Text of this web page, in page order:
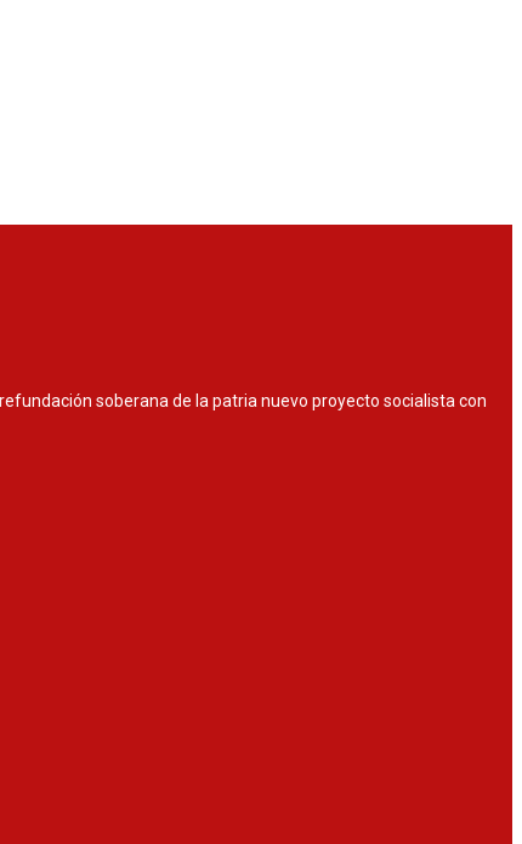
soberana de la patria nuevo proyecto socialista con